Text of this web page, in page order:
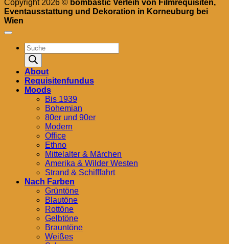
Copyright 2026 © bombastic Verleih von Filmrequisiten,
Eventausstattung und Dekoration in Korneuburg bei
Wien
Products
search
About
Requisitenfundus
Moods
Bis 1939
Bohemian
80er und 90er
Modern
Office
Ethno
Mittelalter & Märchen
Amerika & Wilder Westen
Strand & Schifffahrt
Nach Farben
Grüntöne
Blautöne
Rottöne
Gelbtöne
Brauntöne
Weißes